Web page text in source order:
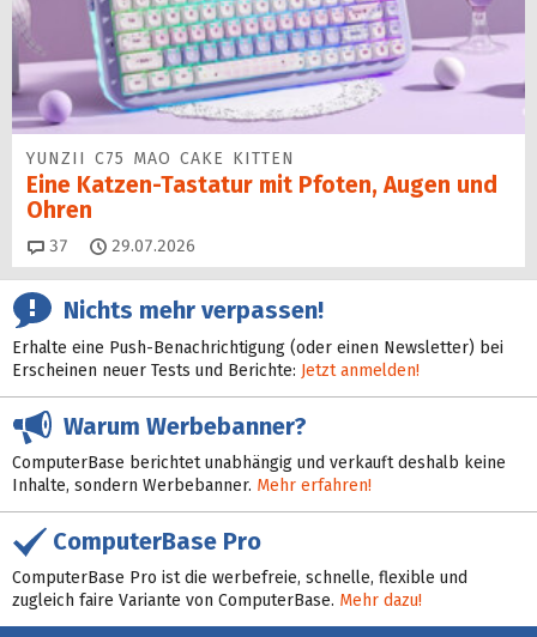
YUNZII C75 MAO CAKE KITTEN
Eine Katzen-Tastatur mit Pfoten, Augen und
Ohren
37 Kommentare
29.07.2026
Nichts mehr verpassen!
Erhalte eine Push-Benachrichtigung (oder einen Newsletter) bei
Erscheinen neuer Tests und Berichte: Jetzt anmelden!
Warum Werbebanner?
ComputerBase berichtet unabhängig und verkauft deshalb keine
Inhalte, sondern Werbebanner. Mehr erfahren!
ComputerBase Pro
ComputerBase Pro ist die werbefreie, schnelle, flexible und
zugleich faire Variante von ComputerBase. Mehr dazu!